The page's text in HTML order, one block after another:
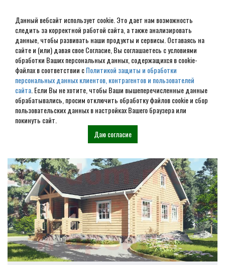
Данный вебсайт использует cookie. Это дает нам возможность
следить за корректной работой сайта, а также анализировать
данные, чтобы развивать наши продукты и сервисы. Оставаясь на
сайте и (или) давая свое Согласие, Вы соглашаетесь с условиями
обработки Ваших персональных данных, содержащихся в cookie-
файлах в соответствии сПолитикой защиты и обработки
персональных данных клиентов, контрагентов и пользователей
сайта . Если Вы не хотите, чтобы Ваши вышеперечисленные данные
обрабатывались, просим отключить обработку файлов cookie и сбор
пользовательских данных в настройках Вашего браузера или
покинуть сайт.
Даю согласие
Дом из бруса под ключ в
Костроме
Наши проекты